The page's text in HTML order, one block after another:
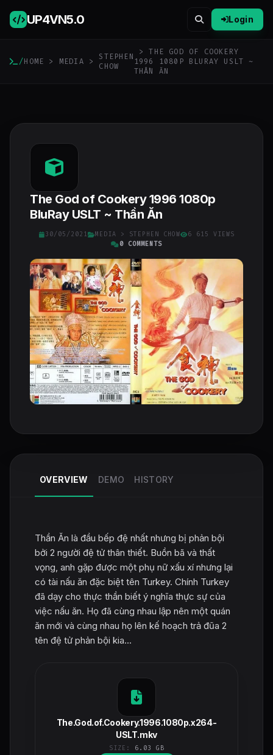
UP4VN5.0 Login
/HOME > MEDIA > STEPHEN
CHOW
> THE GOD OF COOKERY
1996 1080P BLURAY USLT ~
THẦN ĂN
The God of Cookery 1996 1080p
BluRay USLT ~ Thần Ăn
30/05/2021 MEDIA > STEPHEN CHOW
6 615 VIEWS
0 COMMENTS
OVERVIEW DEMO HISTORY
Thần Ăn là đầu bếp đệ nhất nhưng bị phản bội
bởi 2 người đệ tử thân thiết. Buồn bã và thất
vọng, anh gặp được một phụ nữ xấu xí nhưng lại
có tài nấu ăn đặc biệt tên Turkey. Chính Turkey
đã dạy cho thực thần biết ý nghĩa thực sự của
việc nấu ăn. Họ đã cùng nhau lập nên một quán
ăn mới và cùng nhau họ lên kế hoạch trả đũa 2
tên đệ tử phản bội kia...
The.God.of.Cookery.1996.1080p.x264-
USLT.mkv
SIZE: 6.03 GB